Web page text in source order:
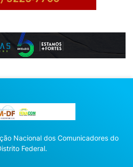
Nacional dos Comunicadores do
Federal.